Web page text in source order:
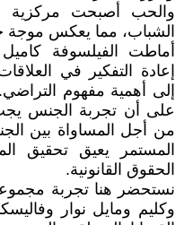
والحب أصبحت مركزية
الشباب، مما يعكس موجة
أماطت الفيلسوفة
إعادة التفكير في
إلى أهمية مفهوم
على أن تجربة الجنس
من أجل المساواة بين
المستمر يعيق تحقيق
الحقوق القانونية.
نستحضر هنا تجربة
وكليم ومايل نوار